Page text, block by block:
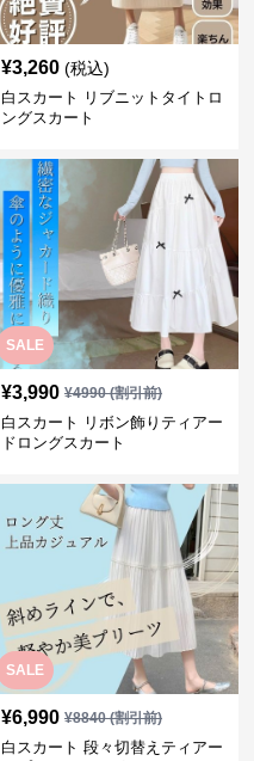
¥3,260 (税込)
白スカート リブニットタイトロ
ングスカート
SALE
¥3,990 ¥4990(割引前)
白スカート リボン飾りティアー
ドロングスカート
SALE
¥6,990 ¥8840(割引前)
白スカート 段々切替えティアー